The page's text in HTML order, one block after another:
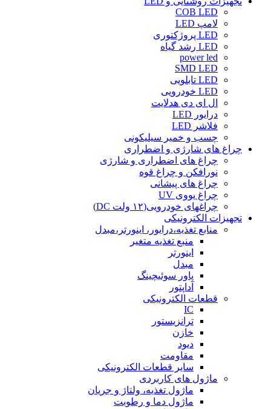
COB LED
لامپ LED
LED پروژکتوری
LED رشد گیاه
power led
SMD LED
LED تابلویی
LED خودرویی
ال ای دی هدلایت
درایور LED
فلاشر LED
چسب و خمیر سیلیکونی
چراغ های شارژی و اضطراری
چراغ های اضطراری و شارژی
نورافکن و چراغ قوه
چراغ های پیشانی
چراغ یووی UV
چراغهای خودرویی(۱۲ ولت DC)
تجهیزات الکترونیکی
منابع تغذیه،درایور، اینورتر،مبدل
منبع تغذیه متغیر
اینورتر
مبدل
پاور سوئیچینگ
آداپتور
قطعات الکترونیکی
IC
ترانزیستور
خازن
دیود
مقاومت
سایر قطعات الکترونیکی
ماژول های کاربردی
ماژول تغذیه، ولتاژ و جریان
ماژول دما و رطوبت